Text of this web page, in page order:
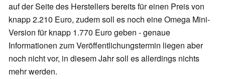
auf der Seite des Herstellers bereits für einen Preis von
knapp 2.210 Euro, zudem soll es noch eine Omega Mini-
Version für knapp 1.770 Euro geben - genaue
Informationen zum Veröffentlichungstermin liegen aber
noch nicht vor, in diesem Jahr soll es allerdings nichts
mehr werden.